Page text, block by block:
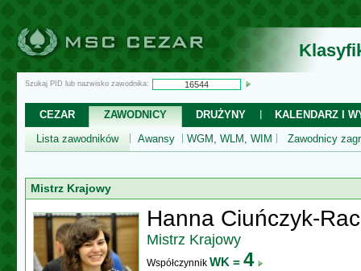
Szukaj PID lub nazwisko zawodnika:
CEZAR ZAWODNICY DRUŻYNY
KALENDARZ I
Lista zawodników
Awansy WGM, WLM, WIM Zawodnicy
Mistrz Krajowy
Hanna Ciuńczyk-
Mistrz Krajowy
Współczynnik WK = 4